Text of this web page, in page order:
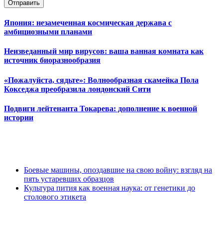
Отправить
Япония: незамеченная космическая держава с
амбициозными планами
Неизведанный мир вирусов: ваша ванная комната как
источник биоразнообразия
«Пожалуйста, сядьте»: Волнообразная скамейка Пола
Кокседжа преобразила лондонский Сити
Подвиги лейтенанта Токарева: дополнение к военной
истории
Боевые машины, опоздавшие на свою войну: взгляд на
пять устаревших образцов
Культура пития как военная наука: от генетики до
столового этикета